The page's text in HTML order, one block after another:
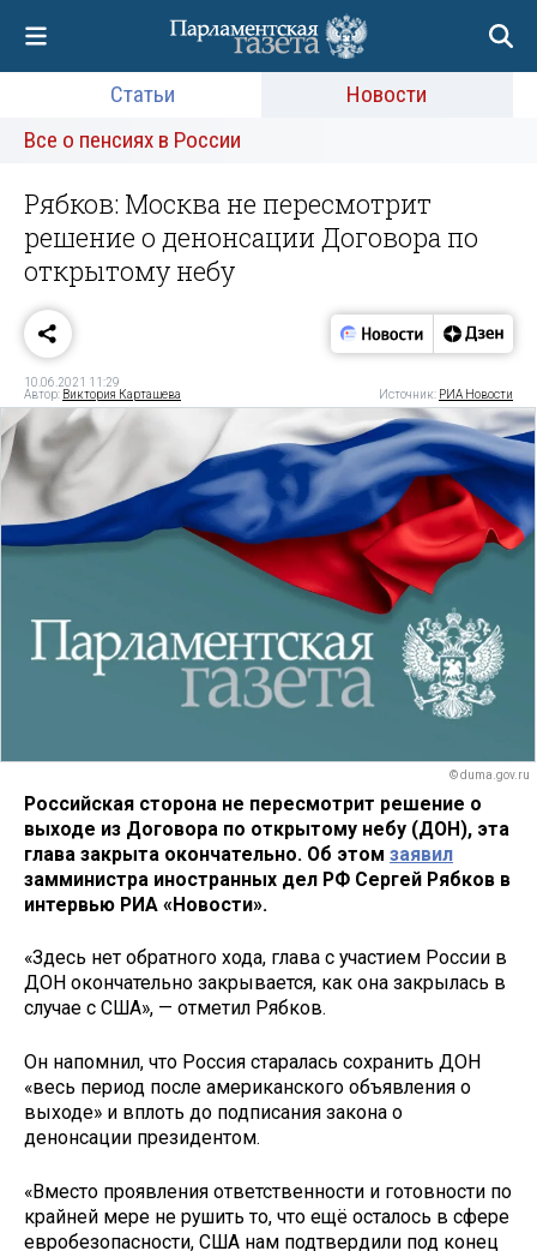
Статьи
Новости
Все о пенсиях в России
Рябков: Москва не пересмотрит
решение о денонсации Договора по
открытому небу
10.06.2021 11:29
Автор: Виктория Карташева Источник: РИА Новости
© duma.gov.ru
Российская сторона не пересмотрит решение о
выходе из Договора по открытому небу (ДОН), эта
глава закрыта окончательно. Об этом заявил
замминистра иностранных дел РФ Сергей Рябков в
интервью РИА «Новости».
«Здесь нет обратного хода, глава с участием России в
ДОН окончательно закрывается, как она закрылась в
случае с США», — отметил Рябков.
Он напомнил, что Россия старалась сохранить ДОН
«весь период после американского объявления о
выходе» и вплоть до подписания закона о
денонсации президентом.
«Вместо проявления ответственности и готовности по
крайней мере не рушить то, что ещё осталось в сфере
евробезопасности, США нам подтвердили под конец